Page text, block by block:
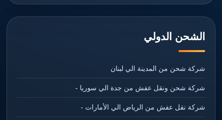
الشحن الدولي
شركة شحن من المدينة الي لبنان
شركة شحن ونقل عفش من جدة الي سوريا -
شركة نقل عفش من الرياض الي الأمارات -